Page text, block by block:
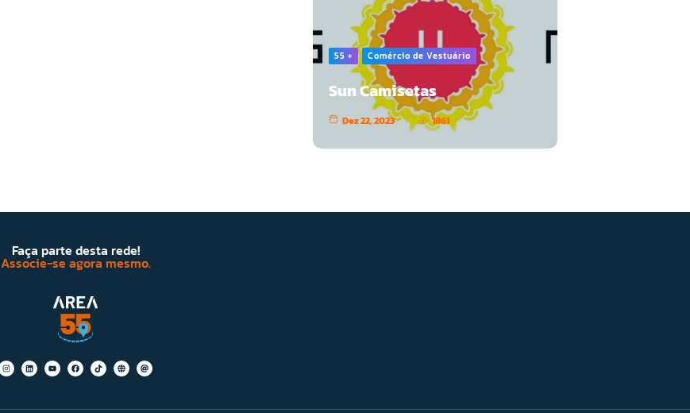
55 + Comércio de Vestuário
Sun Camisetas
Dez 22, 2023 1861
Faça parte desta rede!
Associe-se agora mesmo.